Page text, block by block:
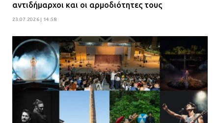
αντιδήμαρχοι και οι αρμοδιότητες τους
23.07.2026 | 14:58